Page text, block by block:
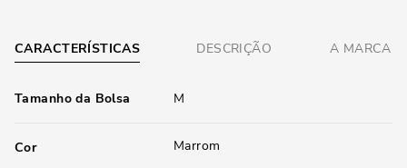
CARACTERÍSTICAS DESCRIÇÃO A MARCA
Tamanho da Bolsa M
Cor Marrom